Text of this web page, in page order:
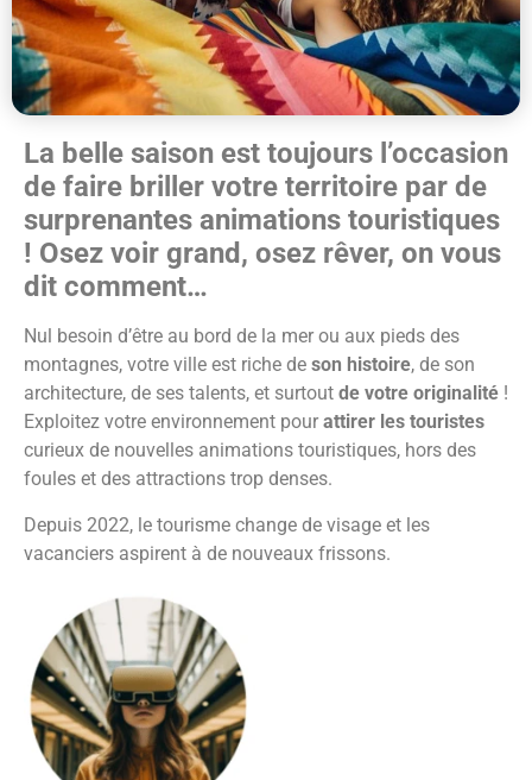
La belle saison est toujours l’occasion
de faire briller votre territoire par de
surprenantes animations touristiques
! Osez voir grand, osez rêver, on vous
dit comment…
Nul besoin d’être au bord de la mer ou aux pieds des
montagnes, votre ville est riche de son histoire, de son
architecture, de ses talents, et surtout de votre originalité !
Exploitez votre environnement pour attirer les touristes
curieux de nouvelles animations touristiques, hors des
foules et des attractions trop denses.
Depuis 2022, le tourisme change de visage et les
vacanciers aspirent à de nouveaux frissons.